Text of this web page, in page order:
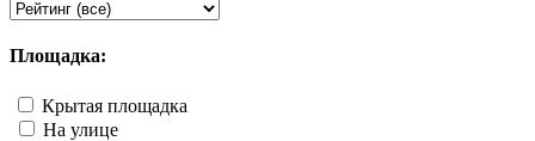
Площадка:
Крытая площадка
На улице